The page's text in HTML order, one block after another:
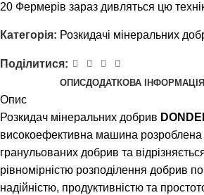
20 Фермерів зараз дивляться цю
Категорія: Розкидачі мінеральних
Поділитися:
ОПИСДОДАТКОВА ІНФОРМАЦІЯ
Опис
Розкидач мінеральних добрив
високоефективна машина розроблена
гранульованих добрив та
рівномірністю розподілення добрив
надійністю, продуктивністю та